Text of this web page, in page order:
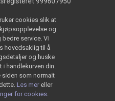
cookies slik at
og
bedre service. Vi
hovedsaklig til å
og huske
i handlekurven din.
siden som normalt
Les mer eller
for cookies.